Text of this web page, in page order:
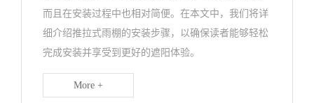
而且在安装过程中也相对简便。在本文中，我们将详
细介绍推拉式雨棚的安装步骤，以确保读者能够轻松
完成安装并享受到更好的遮阳体验。
More +